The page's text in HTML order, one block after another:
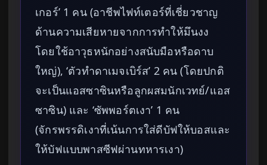
เกอร์’ 1 คน (อาชีพไฟท์เตอร์ที่เชี่ยวชาญ
ด้านความเสียหายจากการทำให้มึนงง
โดยใช้อาวุธหนักอย่างสนับมือหรือดาบ
ใหญ่), ‘ตัวทำดาเมจเบิร์ส’ 2 คน (โดยปกติ
จะเป็นแอสซาซินหรือลูกผสมนักเวทย์/แอส
ซาซิน) และ ‘ซัพพอร์ตเงา’ 1 คน
(จักรพรรดิเงาที่เน้นการใส่ดีบัฟให้บอสและ
ให้บัฟแบบพาสซีฟผ่านทหารเงา)